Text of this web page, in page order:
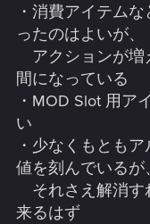
・消費アイテム
ったのはよいが、
アクションが増
間になっている
・MOD Slot 用ア
い
・少なくもとも
値を刻んでいるが
それさえ解消す
来るはず